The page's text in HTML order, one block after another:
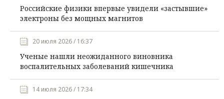
Российские физики впервые увидели «застывшие»
электроны без мощных магнитов
20 июля 2026 / 16:37
Ученые нашли неожиданного виновника
воспалительных заболеваний кишечника
14 июля 2026 / 17:34